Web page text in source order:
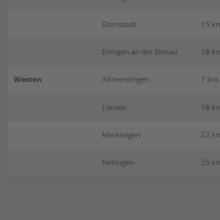
Dornstadt 15
Ehingen an der Donau 18
Westen Allmendingen 7 km
Lonsee 18
Merklingen 22
Nellingen 25